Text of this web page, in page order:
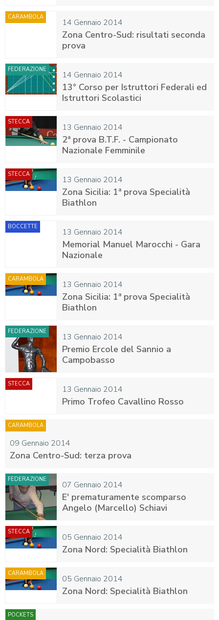
14 Gennaio 2014
CARAMBOLA
Zona Centro-Sud: risultati seconda
prova
14 Gennaio 2014
FEDERAZIONE
13° Corso per Istruttori Federali ed
Istruttori Scolastici
13 Gennaio 2014
STECCA
2ª prova B.T.F. - Campionato
Nazionale Femminile
13 Gennaio 2014
STECCA
Zona Sicilia: 1ª prova Specialità
Biathlon
13 Gennaio 2014
BOCCETTE
Memorial Manuel Marocchi - Gara
Nazionale
13 Gennaio 2014
CARAMBOLA
Zona Sicilia: 1ª prova Specialità
Biathlon
13 Gennaio 2014
FEDERAZIONE
Premio Ercole del Sannio a
Campobasso
13 Gennaio 2014
STECCA
Primo Trofeo Cavallino Rosso
09 Gennaio 2014
CARAMBOLA
Zona Centro-Sud: terza prova
07 Gennaio 2014
FEDERAZIONE
E' prematuramente scomparso
Angelo (Marcello) Schiavi
05 Gennaio 2014
STECCA
Zona Nord: Specialità Biathlon
05 Gennaio 2014
CARAMBOLA
Zona Nord: Specialità Biathlon
POCKETS